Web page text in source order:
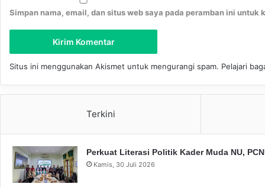
P
E
6
l
l
h
S
a
Simpan nama, email, dan situs web saya pada peramban ini untuk
Situs ini menggunakan Akismet untuk mengurangi spam. Pelajari
Terkini
Perkuat Literasi Politik Kader Muda NU,
Kamis, 30 Juli 2026